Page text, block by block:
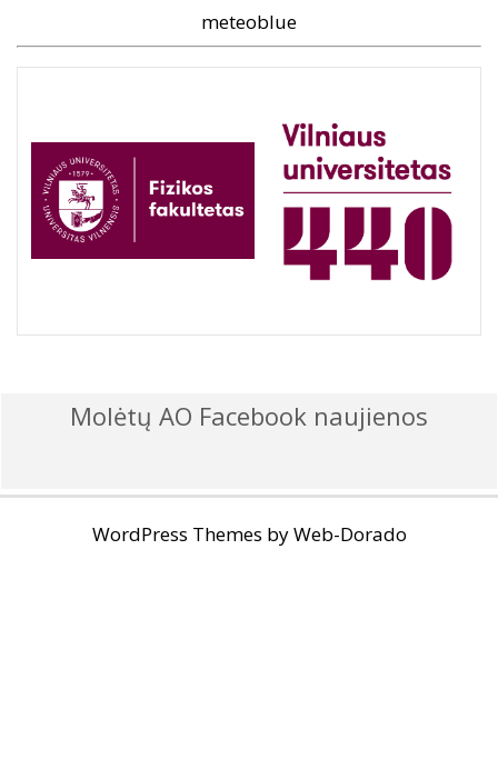
meteoblue
Molėtų AO Facebook naujienos
WordPress Themes byWeb-Dorado